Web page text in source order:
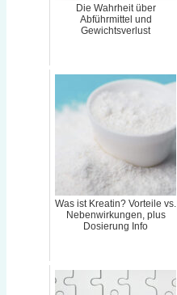
Die Wahrheit über
Abführmittel und
Gewichtsverlust
Was ist Kreatin? Vorteile vs.
Nebenwirkungen, plus
Dosierung Info